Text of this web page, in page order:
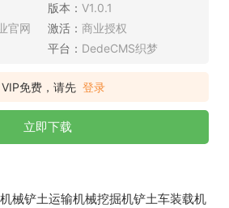
版本： V1.0.1
官网 激活： 商业授权
平台： DedeCMS织梦
免费，请先 登录
立即下载
械铲土运输机械挖掘机铲土车装载机